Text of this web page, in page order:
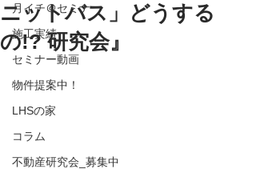
月イチ＠セミナー
施工実績
セミナー動画
物件提案中！
LHSの家
コラム
不動産研究会_募集中
ニットバス」どうする
の!? 研究会』